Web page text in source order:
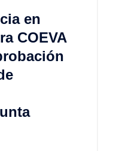
en
COEVA